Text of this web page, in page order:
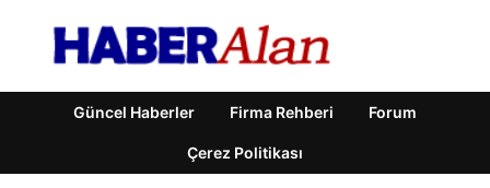
Güncel Haberler Firma Rehberi Forum
Çerez Politikası